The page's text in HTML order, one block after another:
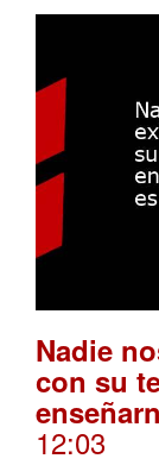
Nadie
con su
12:03